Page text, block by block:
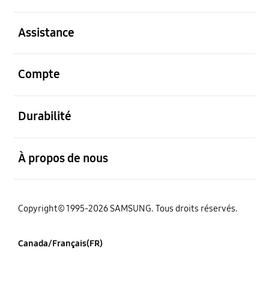
Assistance
Compte
Durabilité
À propos de nous
Copyright© 1995-2026 SAMSUNG. Tous droits réservés.
Canada/Français(FR)